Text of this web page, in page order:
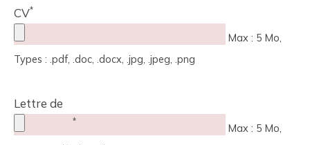
CV*
Max : 5 Mo,
Types : .pdf, .doc, .docx, .jpg, .jpeg, .png
Lettre de
*
Max : 5 Mo,